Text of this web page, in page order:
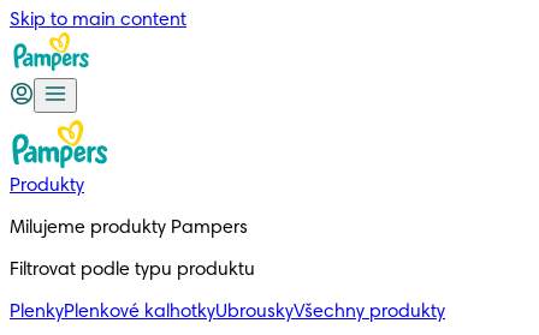
Skip to main content
Produkty
Milujeme produkty Pampers
Filtrovat podle typu produktu
PlenkyPlenkové kalhotkyUbrouskyVšechny produkty